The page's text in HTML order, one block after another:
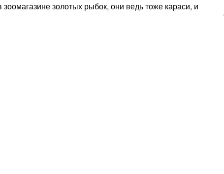
золотых рыбок, они ведь тоже караси, и